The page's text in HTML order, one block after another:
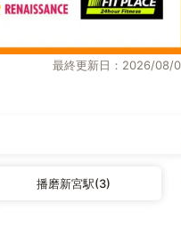
最終更新日：2026/08/
播磨新宮駅(3)